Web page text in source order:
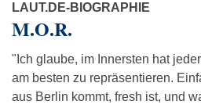
LAUT.DE-BIOGRAPHIE
M.O.R.
"Ich glaube, im Innersten hat
am besten zu repräsentieren.
aus Berlin kommt, fresh ist, und